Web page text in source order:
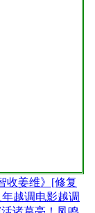
收姜维》[修复
越调电影越调